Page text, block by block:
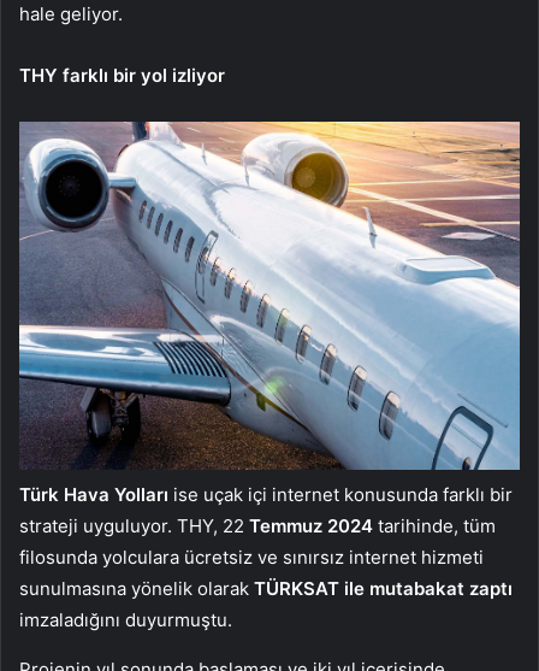
hale geliyor.
THY farklı bir yol izliyor
Türk Hava Yolları ise uçak içi internet konusunda farklı bir
strateji uyguluyor. THY, 22 Temmuz 2024 tarihinde, tüm
filosunda yolculara ücretsiz ve sınırsız internet hizmeti
sunulmasına yönelik olarak TÜRKSAT ile mutabakat zaptı
imzaladığını duyurmuştu.